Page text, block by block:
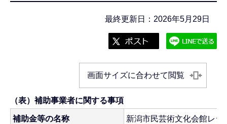
最終更新日：2026年5月29日
画面サイズに合わせて閲覧
（表）補助事業者に関する事項
補助金等の名称 新潟市民芸術文化会館レジ